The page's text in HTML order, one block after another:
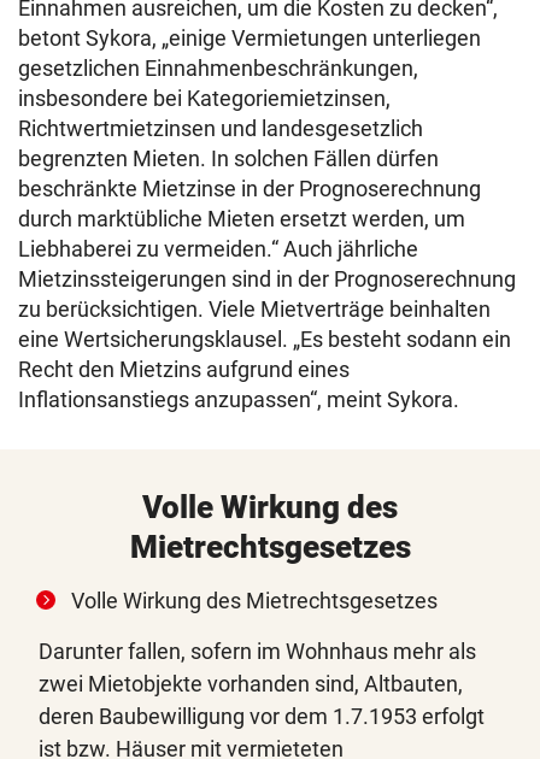
Einnahmen ausreichen, um die Kosten zu decken“,
betont Sykora, „einige Vermietungen unterliegen
gesetzlichen Einnahmenbeschränkungen,
insbesondere bei Kategoriemietzinsen,
Richtwertmietzinsen und landesgesetzlich
begrenzten Mieten. In solchen Fällen dürfen
beschränkte Mietzinse in der Prognoserechnung
durch marktübliche Mieten ersetzt werden, um
Liebhaberei zu vermeiden.“ Auch jährliche
Mietzinssteigerungen sind in der Prognoserechnung
zu berücksichtigen. Viele Mietverträge beinhalten
eine Wertsicherungsklausel. „Es besteht sodann ein
Recht den Mietzins aufgrund eines
Inflationsanstiegs anzupassen“, meint Sykora.
Volle Wirkung des
Mietrechtsgesetzes
Volle Wirkung des Mietrechtsgesetzes
Darunter fallen, sofern im Wohnhaus mehr als
zwei Mietobjekte vorhanden sind, Altbauten,
deren Baubewilligung vor dem 1.7.1953 erfolgt
ist bzw. Häuser mit vermieteten